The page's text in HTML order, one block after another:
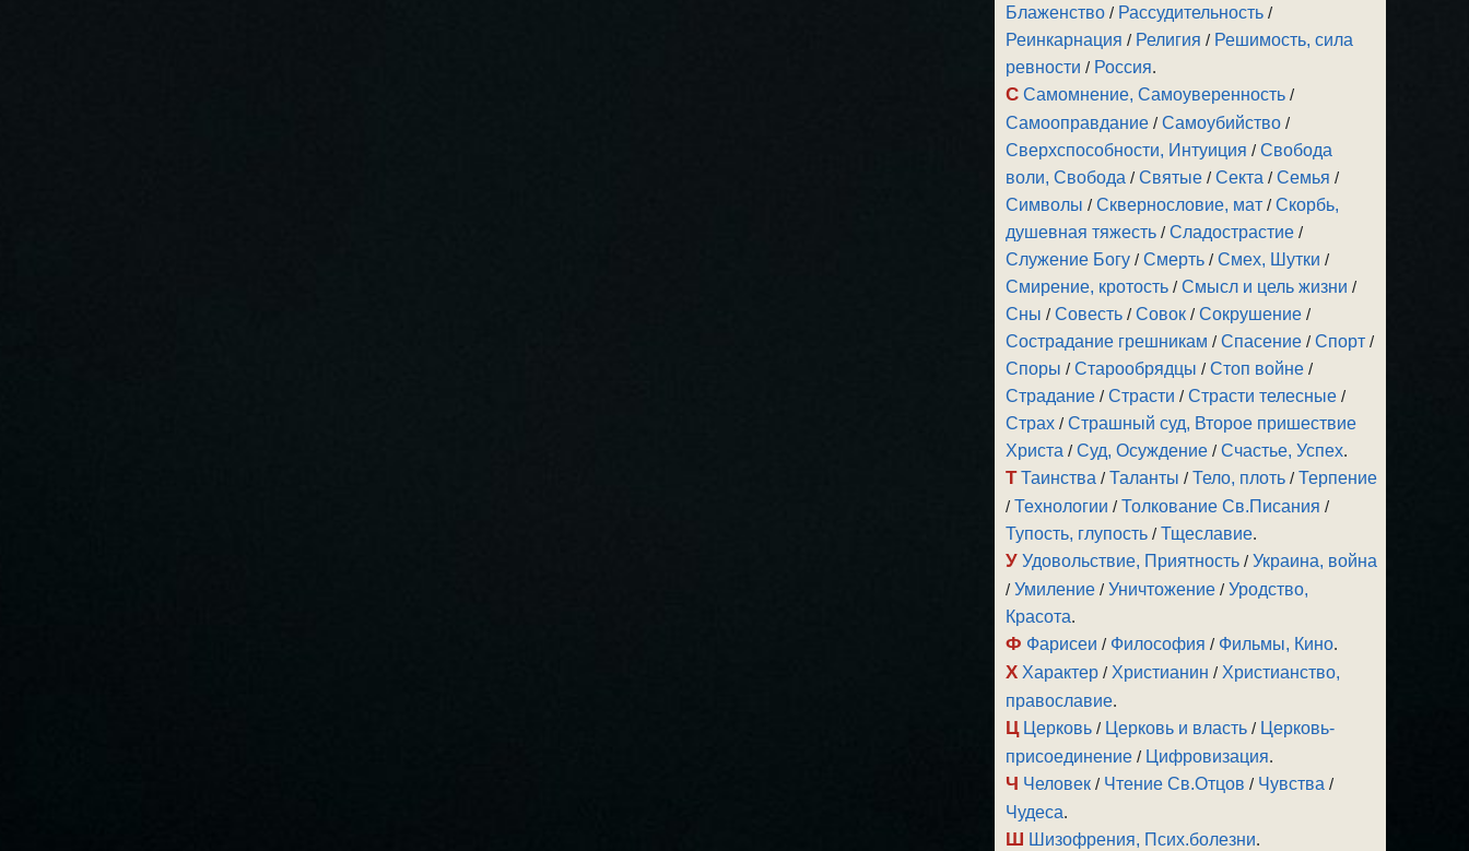
Блаженство / Рассудительность /
Реинкарнация / Религия / Решимость, сила
ревности / Россия.
С Самомнение, Самоуверенность /
Самооправдание /Самоубийство /
Сверхспособности, Интуиция /Свобода
воли, Свобода /Святые /Секта /Семья /
Символы /Сквернословие, мат /Скорбь,
душевная тяжесть /Сладострастие /
Служение Богу /Смерть /Смех, Шутки /
Смирение, кротость /Смысл и цель жизни /
Сны /Совесть /Совок /Сокрушение /
Сострадание грешникам /Спасение /Спорт /
Споры /Старообрядцы /Стоп войне /
Страдание /Страсти /Страсти телесные /
Страх /Страшный суд, Второе пришествие
Христа /Суд, Осуждение /Счастье, Успех.
Т Таинства /Таланты /Тело, плоть /Терпение
/Технологии /Толкование Св.Писания /
Тупость, глупость /Тщеславие.
У Удовольствие, Приятность /Украина, война
/Умиление /Уничтожение /Уродство,
Красота.
Ф Фарисеи / Философия / Фильмы, Кино.
Х Характер / Христианин / Христианство,
православие.
Ц Церковь / Церковь и власть / Церковь-
присоединение / Цифровизация.
Ч Человек / Чтение Св.Отцов / Чувства /
Чудеса.
Ш Шизофрения, Псих.болезни.